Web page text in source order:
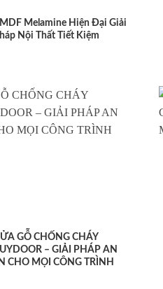
Melamine Hiện Đại Giải
Nội Thất Tiết Kiệm
GỖ CHỐNG CHÁY
– GIẢI PHÁP AN
CHO MỌI CÔNG TRÌNH